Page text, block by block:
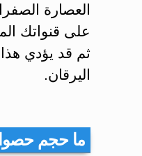
العصارة
على قنواتك
ثم قد يؤدي
اليرقان.
ما حجم